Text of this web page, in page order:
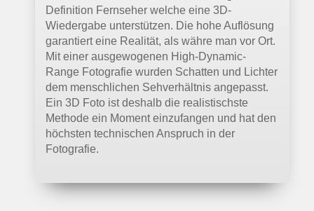
Definition Fernseher welche eine 3D-
Wiedergabe unterstützen. Die hohe Auflösung
garantiert eine Realität, als währe man vor Ort.
Mit einer ausgewogenen High-Dynamic-
Range Fotografie wurden Schatten und Lichter
dem menschlichen Sehverhältnis angepasst.
Ein 3D Foto ist deshalb die realistischste
Methode ein Moment einzufangen und hat den
höchsten technischen Anspruch in der
Fotografie.